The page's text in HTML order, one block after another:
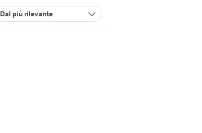
Dal più rilevante